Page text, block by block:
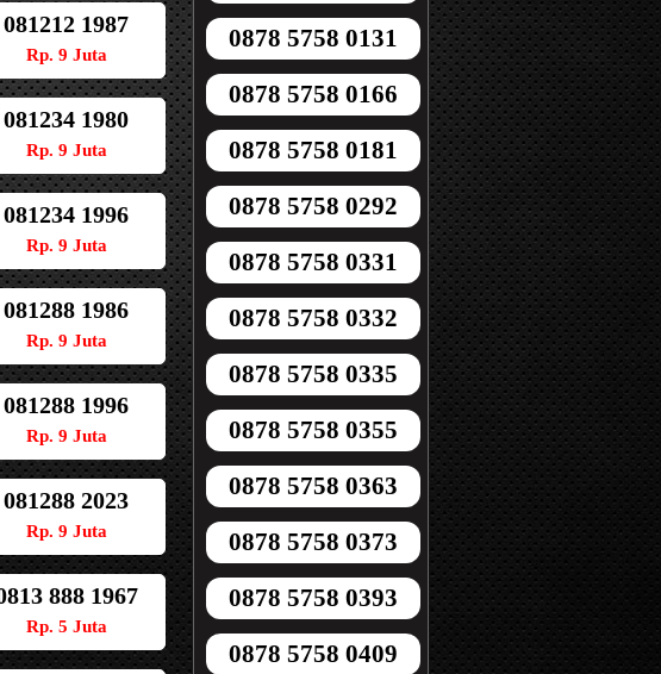
081212 1987
Rp. 9 Juta
081234 1980
Rp. 9 Juta
081234 1996
Rp. 9 Juta
081288 1986
Rp. 9 Juta
081288 1996
Rp. 9 Juta
081288 2023
Rp. 9 Juta
888 1967
Rp. 5 Juta
0878 5758 0131
0878 5758 0166
0878 5758 0181
0878 5758 0292
0878 5758 0331
0878 5758 0332
0878 5758 0335
0878 5758 0355
0878 5758 0363
0878 5758 0373
0878 5758 0393
0878 5758 0409